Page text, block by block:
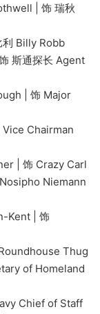
| 饰 瑞秋
Billy Robb
通探长 Agent
| 饰 Major
Chairman
饰 Crazy Carl
Niemann
| 饰
Thug
of Homeland
Chief of Staff